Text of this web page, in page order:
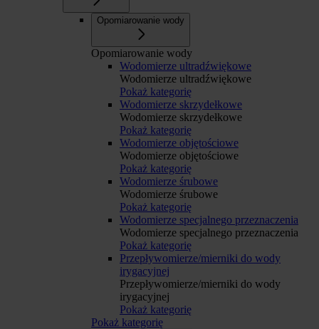
Opomiarowanie wody
Opomiarowanie wody
Wodomierze ultradźwiękowe
Wodomierze ultradźwiękowe
Pokaż kategorię
Wodomierze skrzydełkowe
Wodomierze skrzydełkowe
Pokaż kategorię
Wodomierze objętościowe
Wodomierze objętościowe
Pokaż kategorię
Wodomierze śrubowe
Wodomierze śrubowe
Pokaż kategorię
Wodomierze specjalnego przeznaczenia
Wodomierze specjalnego przeznaczenia
Pokaż kategorię
Przepływomierze/mierniki do wody
irygacyjnej
Przepływomierze/mierniki do wody
irygacyjnej
Pokaż kategorię
Pokaż kategorię